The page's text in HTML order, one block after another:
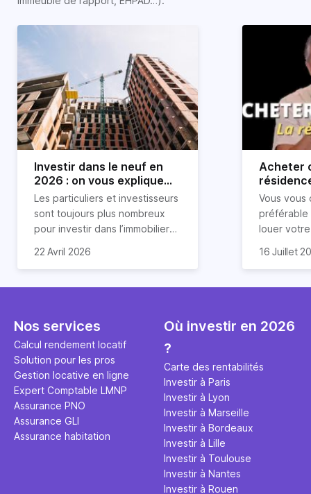
Investir dans le neuf en
2026 : on vous explique
tout !
Les particuliers et investisseurs
sont toujours plus nombreux
pour investir dans l’immobilier
nombreux avantages à choisir
expliquons tout dans cet
22 Avril 2026
Acheter
règle
révélée
Vous vous
préférable
louer
expert en
règle
ce secret
l'argent
principale
études et
16 Juillet
Nos services
Calcul rendement locatif
Solution pour les pros
Gestion locative en ligne
Expert Comptable LMNP
Assurance PNO
Assurance GLI
Assurance habitation
Où investir en 2026
?
Carte des rentabilités
Investir à Paris
Investir à Lyon
Investir à Marseille
Investir à Bordeaux
Investir à Lille
Investir à Toulouse
Investir à Nantes
Investir à Rouen